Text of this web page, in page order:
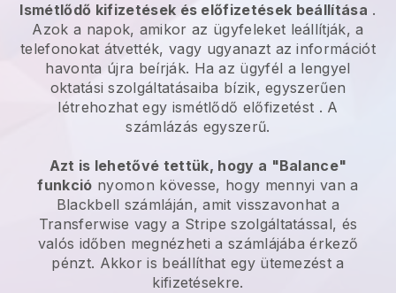
Ismétlődő kifizetések és előfizetések beállítása .
Azok a napok, amikor az ügyfeleket leállítják, a
telefonokat átvették, vagy ugyanazt az információt
havonta újra beírják. Ha az ügyfél a lengyel
oktatási szolgáltatásaiba bízik, egyszerűen
létrehozhat egy ismétlődő előfizetést . A
számlázás egyszerű.
Azt is lehetővé tettük, hogy a "Balance"
funkció nyomon kövesse, hogy mennyi van a
Blackbell számláján, amit visszavonhat a
Transferwise vagy a Stripe szolgáltatással, és
valós időben megnézheti a számlájába érkező
pénzt. Akkor is beállíthat egy ütemezést a
kifizetésekre.